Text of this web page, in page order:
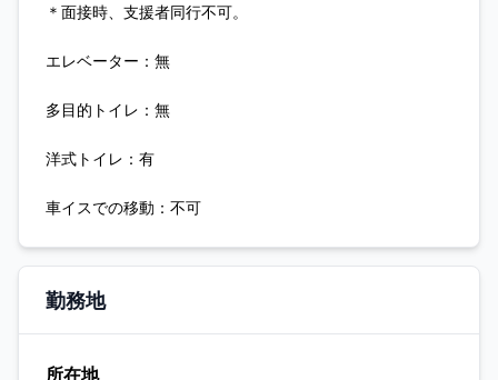
＊面接時、支援者同行不可。
エレベーター：無
多目的トイレ：無
洋式トイレ：有
車イスでの移動：不可
勤務地
所在地